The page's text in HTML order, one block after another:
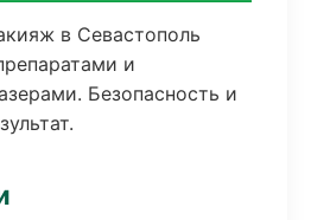
в Севастополь
и
Безопасность и